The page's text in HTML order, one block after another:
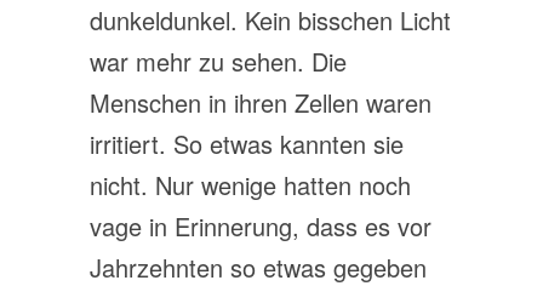
dunkeldunkel. Kein bisschen Licht
war mehr zu sehen. Die
Menschen in ihren Zellen waren
irritiert. So etwas kannten sie
nicht. Nur wenige hatten noch
vage in Erinnerung, dass es vor
Jahrzehnten so etwas gegeben